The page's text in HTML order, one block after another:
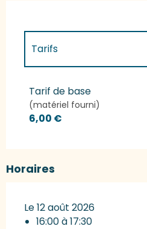
Tarifs
Tarifs 2027
Tarif de base
(matériel fourni)
6,00 €
Horaires
Le 12 août 2026
16:00 à 17:30